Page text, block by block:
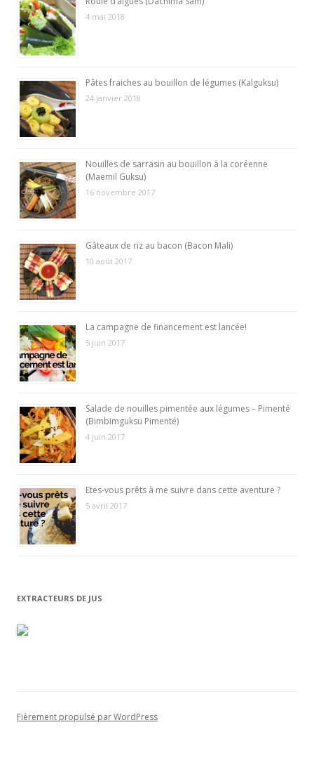
4 mai 2018
Pâtes fraiches au bouillon de légumes (Kalguksu)
24 janvier 2018
Nouilles de sarrasin au bouillon à la coréenne
(Maemil Guksu)
16 novembre 2017
Gâteaux de riz au bacon (Bacon Mali)
10 août 2017
La campagne de financement est lancée!
5 juin 2017
Salade de nouilles pimentée aux légumes – Pimenté
(Bimbimguksu Pimenté)
4 juin 2017
Etes-vous prêts à me suivre dans cette aventure ?
5 avril 2017
EXTRACTEURS DE JUS
Fièrement propulsé par WordPress